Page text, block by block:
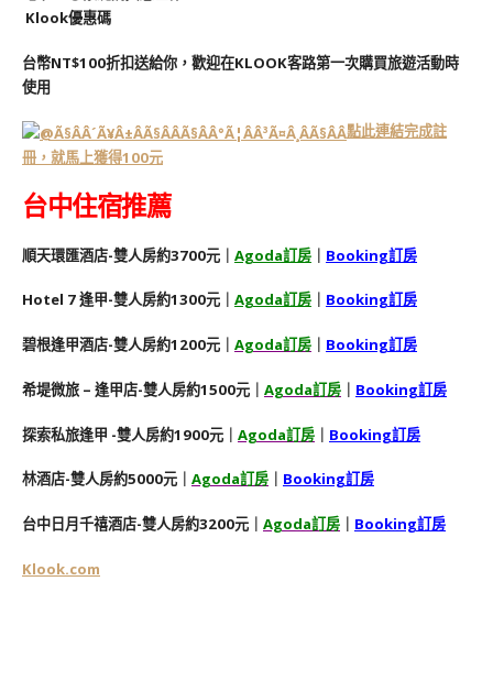
Klook優惠碼
台幣NT$100折扣送給你，歡迎在KLOOK客路第一次購買旅遊活動時
使用
點此連結完成註
冊，就馬上獲得100元
台中住宿推薦
順天環匯酒店-雙人房約3700元｜ Agoda訂房 ｜ Booking訂房
Hotel 7 逢甲-雙人房約1300元｜ Agoda訂房 Booking訂房
碧根逢甲酒店-雙人房約1200元｜ Agoda訂房 ｜ Booking訂房
希堤微旅 – 逢甲店-雙人房約1500元｜ Agoda訂房 ｜ Booking訂房
探索私旅逢甲 -雙人房約1900元｜ Agoda訂房 ｜ Booking訂房
林酒店-雙人房約5000元｜ Agoda訂房 Booking訂房
台中日月千禧酒店-雙人房約3200元｜ Agoda訂房 ｜ Booking訂房
Klook.com